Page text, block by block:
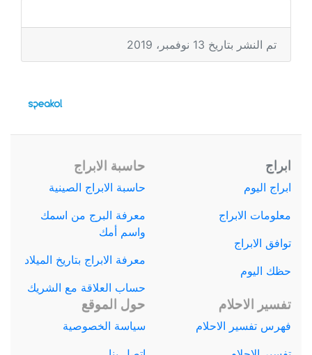
تم النشر بتاريخ 13 نوفمبر، 2019
ابراج
ابراج اليوم
معلومات الابراج
توافق الابراج
حظك اليوم
حاسبة الابراج
حاسبة الابراج الصينية
معرفة البرج من اسمك
واسم أمك
معرفة الابراج بتاريخ الميلاد
حساب العلاقة مع الشريك
تفسير الاحلام
فهرس تفسير الاحلام
حول الموقع
سياسة الخصوصية